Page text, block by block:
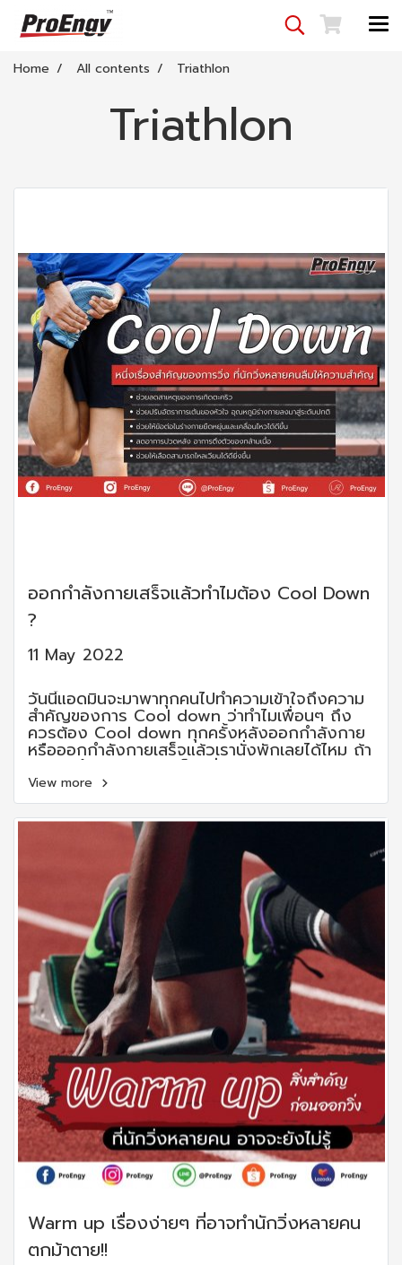
Home All contents Triathlon
Triathlon
ออกกำลังกายเสร็จแล้วทำไมต้อง Cool Down
?
11 May 2022
วันนี้แอดมินจะมาพาทุกคนไปทำความเข้าใจถึงความ
สำคัญของการ Cool down ว่าทำไมเพื่อนๆ ถึง
ควรต้อง Cool down ทุกครั้งหลังออกกำลังกาย
หรือออกกำลังกายเสร็จแล้วเรานั่งพักเลยได้ไหม ถ้า
อยากรู้คำตอบกันแล้ว ก็ไปเริ่มกันเลย
View more
Warm up เรื่องง่ายๆ ที่อาจทำนักวิ่งหลายคน
ตกม้าตาย!!